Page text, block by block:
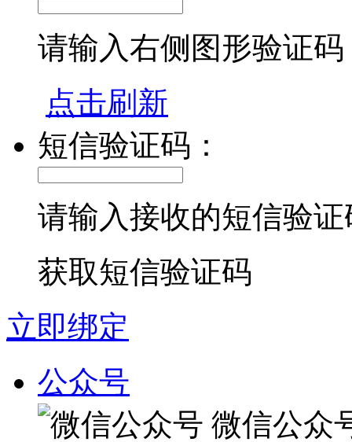
请输入右侧图形验证码
点击刷新
短信验证码：
请输入接收的短信验证
获取短信验证码
立即绑定
公众号
微信公众